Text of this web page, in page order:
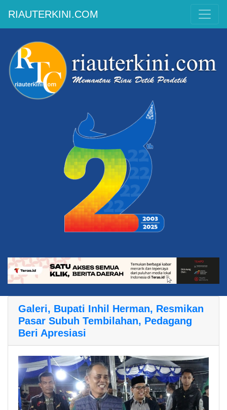
RIAUTERKINI.COM
Galeri, Bupati Inhil Herman, Resmikan
Pasar Subuh Tembilahan, Pedagang
Beri Apresiasi